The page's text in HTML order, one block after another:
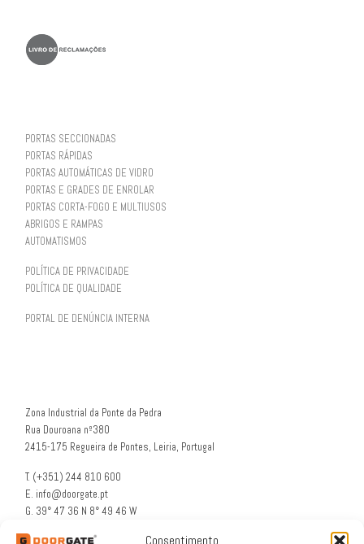
Consentimento
PORTAS SECCIONADAS
PORTAS RÁPIDAS
PORTAS AUTOMÁTICAS DE VIDRO
PORTAS E GRADES DE ENROLAR
PORTAS CORTA-FOGO E MULTIUSOS
ABRIGOS E RAMPAS
AUTOMATISMOS
POLÍTICA DE PRIVACIDADE
POLÍTICA DE QUALIDADE
PORTAL DE DENÚNCIA INTERNA
Zona Industrial da Ponte da Pedra
Rua Douroana nº380
2415-175 Regueira de Pontes, Leiria, Portugal
T. (+351) 244 810 600
E. info@doorgate.pt
G. 39° 47 36 N 8° 49 46 W